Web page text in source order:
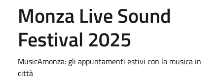
Monza Live Sound
Festival 2025
MusicAmonza: gli appuntamenti estivi con la musica in
città